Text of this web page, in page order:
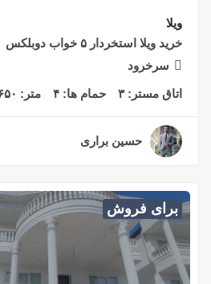
ویلا
خرید ویلا استخردار ۵ خواب دوبلکس
سرخرود
اتاق مستر:۳ حمام ها: ۴ متر: ۶۵۰
حسین براری
برای فروش